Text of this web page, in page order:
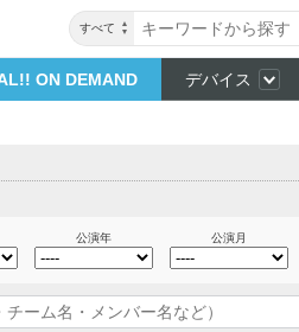
すべて
ON DEMAND デバイス
公演年 公演月